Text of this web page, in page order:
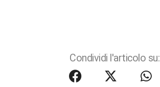
Condividi l'articolo su: